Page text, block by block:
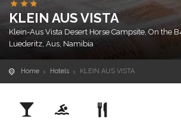
KLEIN AUS VISTA
Klein-Aus Vista Desert Horse Campsite, On the
Luederitz, Aus, Namibia
Home Hotels KLEIN AUS VISTA